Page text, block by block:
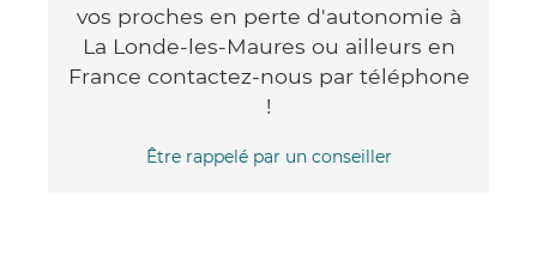
vos proches en perte d'autonomie à
La Londe-les-Maures ou ailleurs en
France contactez-nous par téléphone
!
Être rappelé par un conseiller